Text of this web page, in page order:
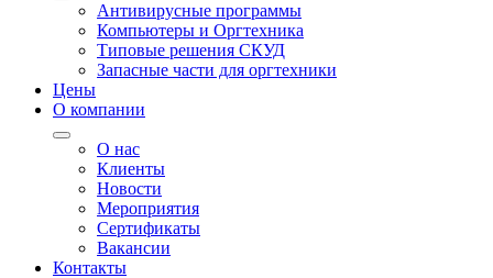
Антивирусные программы
Компьютеры и Оргтехника
Типовые решения СКУД
Запасные части для оргтехники
Цены
О компании
О нас
Клиенты
Новости
Мероприятия
Сертификаты
Вакансии
Контакты